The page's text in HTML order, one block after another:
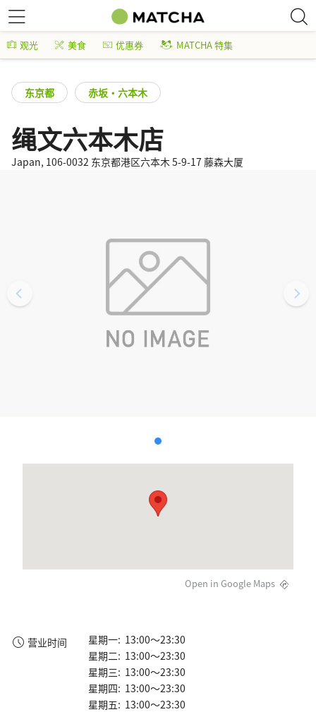
观光 美食 优惠券 MATCHA 特集
东京都 赤坂・六本木
绳文六本木店
Japan, 106-0032 东京都港区六本木 5-9-17 藤森大厦
Open in Google Maps
营业时间
星期一: 13:00～23:30
星期二: 13:00～23:30
星期三: 13:00～23:30
星期四: 13:00～23:30
星期五: 13:00～23:30